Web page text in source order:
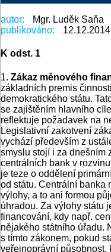
autor:
Mgr. Luděk Saňa
publikováno:
12.12.2014
K odst. 1
1. Zákaz měnového
základních premis
demokratického státu.
se zajištěním hlavního
reflektuje požadavek na
Legislativní zakotvení
vychází především z
smyslu stojí i za dnešním
centrálních bank v
je teze o oddělení
od státu. Centrální banka
výlohy, a to ani formou
úhradou. Za výlohy státu
financování, kdy např.
nějakého státního úřadu.
s tímto zákonem, pokud
veřejnoprávní působnost,